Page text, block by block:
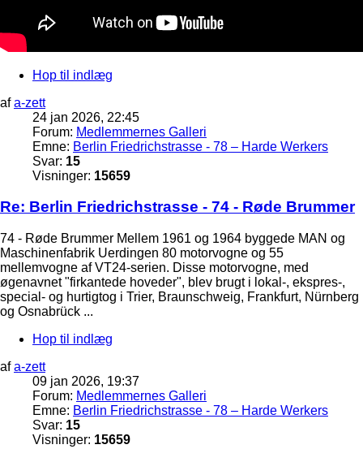
Hop til indlæg
afa-zett
24 jan 2026, 22:45
Forum: Medlemmernes Galleri
Emne: Berlin Friedrichstrasse - 78 – Harde Werkers
Svar: 15
Visninger: 15659
Re: Berlin Friedrichstrasse - 74 - Røde Brummer
74 - Røde Brummer Mellem 1961 og 1964 byggede MAN og
Maschinenfabrik Uerdingen 80 motorvogne og 55
mellemvogne af VT24-serien. Disse motorvogne, med
øgenavnet "firkantede hoveder", blev brugt i lokal-, ekspres-,
special- og hurtigtog i Trier, Braunschweig, Frankfurt, Nürnberg
og Osnabrück ...
Hop til indlæg
afa-zett
09 jan 2026, 19:37
Forum: Medlemmernes Galleri
Emne: Berlin Friedrichstrasse - 78 – Harde Werkers
Svar: 15
Visninger: 15659